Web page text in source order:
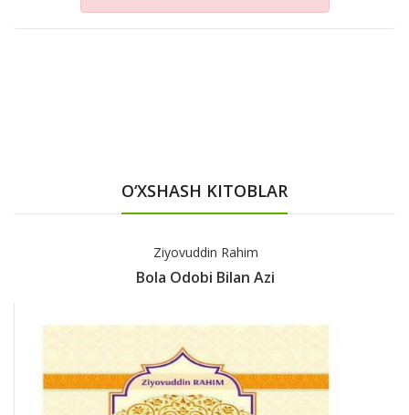
O‘XSHASH KITOBLAR
Ziyovuddin Rahim
Bola Odobi Bilan Azi